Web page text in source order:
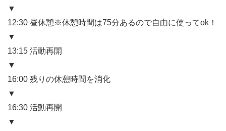
▼
12:30 昼休憩※休憩時間は75分あるので自由に使ってok！
▼
13:15 活動再開
▼
16:00 残りの休憩時間を消化
▼
16:30 活動再開
▼